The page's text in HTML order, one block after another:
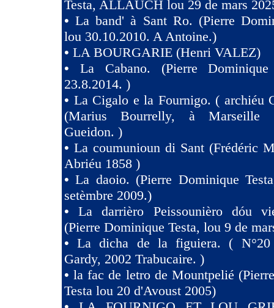
Testa, ALLAUCH lou 29 de mars
•La band' à Sant Ro. (Pierre
lou 30.10.2010. A Antoine.)
• LA BOURGARIE (Henri VALEZ)
• La Cabano. (Pierre
23.8.2014. )
• La Cigalo e la Fournigo. ( archiéu
(Marius Bourrelly, à Marseille
Gueidon. )
• La coumunioun di Sant (Frédéric
Abriéu 1858 )
•La daoio. (Pierre Dominique
setèmbre 2009.)
•La darrièro Peissounièro dóu
(Pierre Dominique Testa, lou 9 de
•La dicha de la figuiera. (
Gardy, 2002 Trabucaire. )
•la fac de letro de Mountpelié
Testa lou 20 d'Avoust 2005)